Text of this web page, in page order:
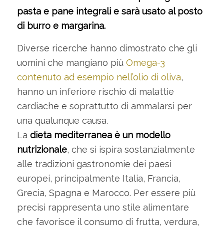
pasta e pane integrali e sarà usato al posto
di burro e margarina.
Diverse ricerche hanno dimostrato che gli
uomini che mangiano più Omega-3
contenuto ad esempio nell’olio di oliva,
hanno un inferiore rischio di malattie
cardiache e soprattutto di ammalarsi per
una qualunque causa.
La dieta mediterranea è un modello
nutrizionale, che si ispira sostanzialmente
alle tradizioni gastronomie dei paesi
europei, principalmente Italia, Francia,
Grecia, Spagna e Marocco. Per essere più
precisi rappresenta uno stile alimentare
che favorisce il consumo di frutta, verdura,